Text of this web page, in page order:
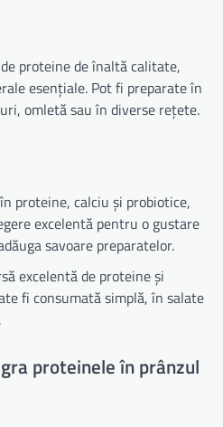
proteine de înaltă calitate,
esențiale. Pot fi preparate în
omletă sau în diverse rețete.
proteine, calciu și probiotice,
excelentă pentru o gustare
savoare preparatelor.
excelentă de proteine și
fi consumată simplă, în salate
proteinele în prânzul